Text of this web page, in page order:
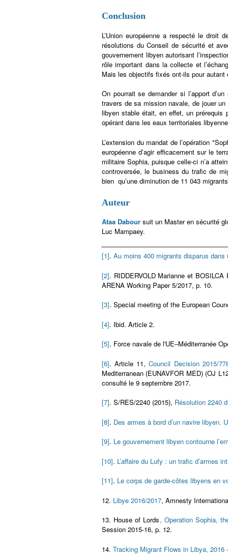
Conclusion
L’Union européenne a respecté le
résolutions du Conseil de sécurité et
gouvernement libyen autorisant
rôle important dans la collecte et
Mais les objectifs fixés ont-ils pour autant
On pourrait se demander si l’apport
travers de sa mission navale, de jouer
libyen stable était, en effet, un
opérant dans les eaux territoriales
L’extension du mandat de l’opération
européenne d’agir efficacement sur le
militaire Sophia, puisque celle-ci n’a
controversée, le business du trafic de
bien qu’une diminution de 11 043
Auteur
Ataa Dabour suit un Master en sécurité
Luc Mampaey.
[1]. Au moins 400 migrants disparus dans
[2]. RIDDERVOLD Marianne et
ARENA Working Paper 5/2017, p. 10.
[3]. Special meeting of the European
[4]. Ibid. Article 2.
[5]. Force navale de l'UE–Méditerranée
[6]. Article 11,Council Decision 2015/
Mediterranean (EUNAVFOR MED) (OJ
consulté le 9 septembre 2017.
[7]. S/RES/2240 (2015), Résolution 2240
[8]. Des armes à bord d’un navire libyen.
[9]. Le gouvernement libyen contourne
[10]. L’affaire du Lufy : un trafic d’armes
[11]. Le corps de garde-côtes libyens en
12. Libye 2016/2017, Amnesty
13. House of Lords, Operation Sophia,
Session 2015-16, p. 12.
14. Tracking Migrant Flows in Libya, 2016